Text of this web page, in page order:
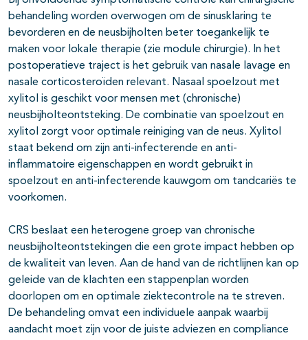
behandeling worden overwogen om de sinusklaring te
bevorderen en de neusbijholten beter toegankelijk te
maken voor lokale therapie (zie module chirurgie). In het
postoperatieve traject is het gebruik van nasale lavage en
nasale corticosteroïden relevant. Nasaal spoelzout met
xylitol is geschikt voor mensen met (chronische)
neusbijholteontsteking. De combinatie van spoelzout en
xylitol zorgt voor optimale reiniging van de neus. Xylitol
staat bekend om zijn anti-infecterende en anti-
inflammatoire eigenschappen en wordt gebruikt in
spoelzout en anti-infecterende kauwgom om tandcariës te
voorkomen.
CRS beslaat een heterogene groep van chronische
neusbijholteontstekingen die een grote impact hebben op
de kwaliteit van leven. Aan de hand van de richtlijnen kan op
geleide van de klachten een stappenplan worden
doorlopen om en optimale ziektecontrole na te streven.
De behandeling omvat een individuele aanpak waarbij
aandacht moet zijn voor de juiste adviezen en compliance